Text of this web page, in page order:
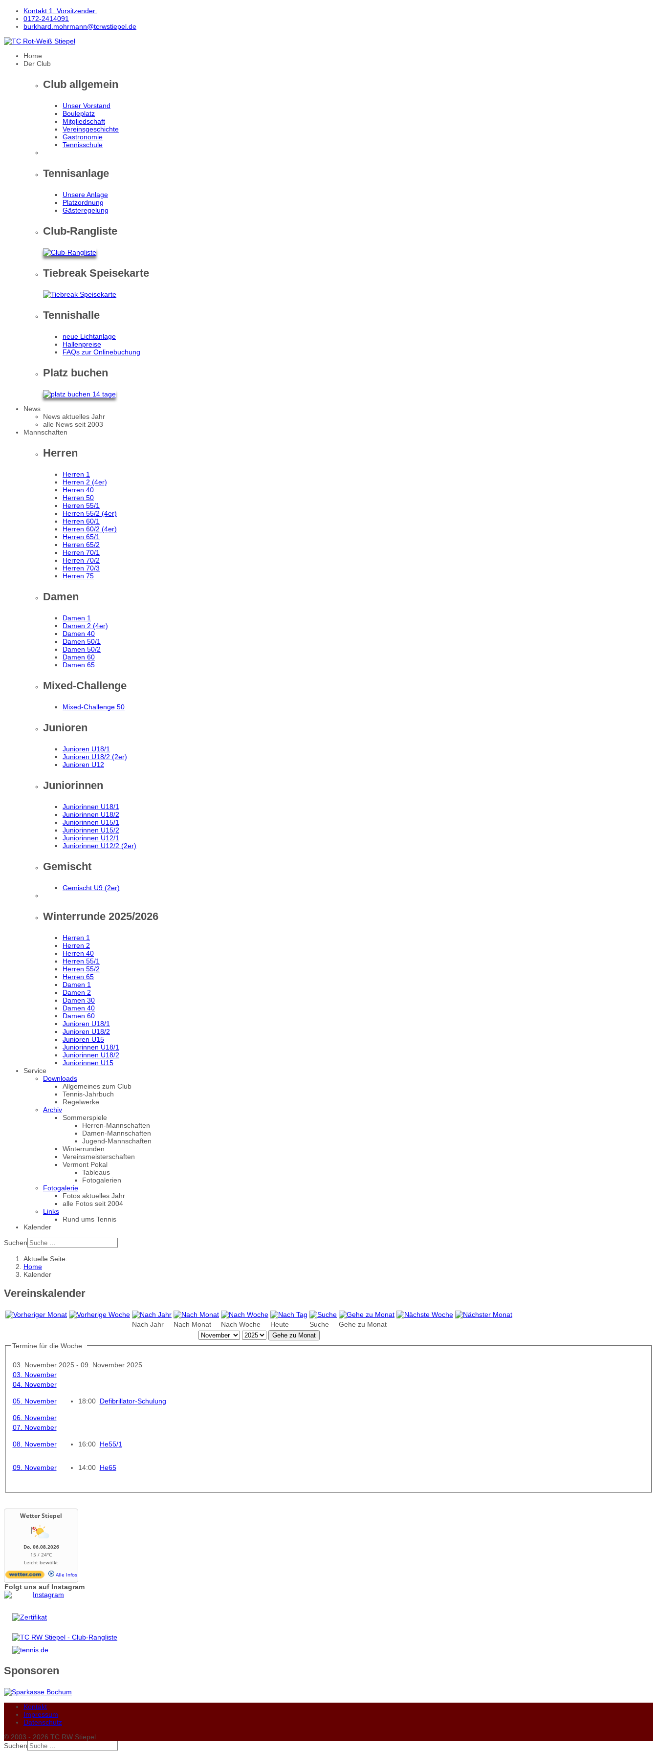
Kontakt 1. Vorsitzender:
0172-2414091
burkhard.mohrmann@tcrwstiepel.de
Home
Der Club
Club allgemein
Unser Vorstand
Bouleplatz
Mitgliedschaft
Vereinsgeschichte
Gastronomie
Tennisschule
Tennisanlage
Unsere Anlage
Platzordnung
Gästeregelung
Club-Rangliste
Tiebreak Speisekarte
Tennishalle
neue Lichtanlage
Hallenpreise
FAQs zur Onlinebuchung
Platz buchen
News
News aktuelles Jahr
alle News seit 2003
Mannschaften
Herren
Herren 1
Herren 2 (4er)
Herren 40
Herren 50
Herren 55/1
Herren 55/2 (4er)
Herren 60/1
Herren 60/2 (4er)
Herren 65/1
Herren 65/2
Herren 70/1
Herren 70/2
Herren 70/3
Herren 75
Damen
Damen 1
Damen 2 (4er)
Damen 40
Damen 50/1
Damen 50/2
Damen 60
Damen 65
Mixed-Challenge
Mixed-Challenge 50
Junioren
Junioren U18/1
Junioren U18/2 (2er)
Junioren U12
Juniorinnen
Juniorinnen U18/1
Juniorinnen U18/2
Juniorinnen U15/1
Juniorinnen U15/2
Juniorinnen U12/1
Juniorinnen U12/2 (2er)
Gemischt
Gemischt U9 (2er)
Winterrunde 2025/2026
Herren 1
Herren 2
Herren 40
Herren 55/1
Herren 55/2
Herren 65
Damen 1
Damen 2
Damen 30
Damen 40
Damen 60
Junioren U18/1
Junioren U18/2
Junioren U15
Juniorinnen U18/1
Juniorinnen U18/2
Juniorinnen U15
Service
Downloads
Allgemeines zum Club
Tennis-Jahrbuch
Regelwerke
Archiv
Sommerspiele
Herren-Mannschaften
Damen-Mannschaften
Jugend-Mannschaften
Winterrunden
Vereinsmeisterschaften
Vermont Pokal
Tableaus
Fotogalerien
Fotogalerie
Fotos aktuelles Jahr
alle Fotos seit 2004
Links
Rund ums Tennis
Kalender
Suchen
Aktuelle Seite:
Home
Kalender
Vereinskalender
Nach Jahr Nach Monat Nach Woche Heute Suche Gehe zu Monat
Gehe zu Monat
Termine für die Woche :
03. November 2025 - 09. November 2025
03. November
04. November
05. November 18:00 Defibrillator-Schulung
06. November
07. November
08. November 16:00 He55/1
09. November 14:00 He65
Wetter Stiepel
Do, 06.08.2026
15 / 24°C
Leicht bewölkt
Alle Infos
Folgt uns auf Instagram
Sponsoren
Kontakt
Impressum
Datenschutz
© 2003 - 2026 TC RW Stiepel
Suchen